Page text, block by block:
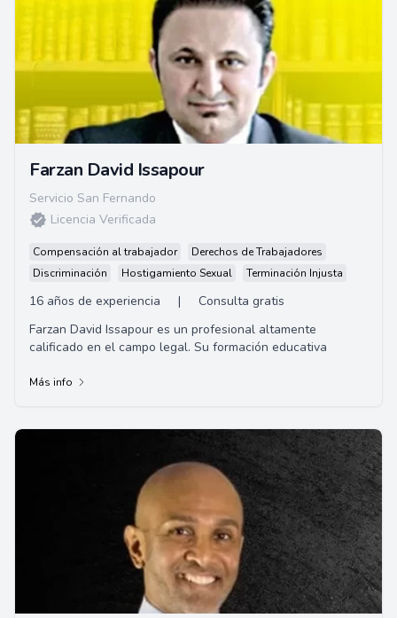
Farzan David Issapour
Servicio San Fernando
Licencia Verificada
Compensación al trabajador
Derechos de Trabajadores
Discriminación
Hostigamiento Sexual Terminación Injusta
16 años de experiencia |
Consulta gratis
Farzan David Issapour es un profesional altamente
calificado en el campo legal. Su formación educativa
Más info